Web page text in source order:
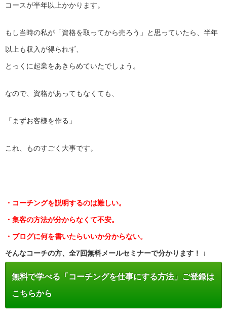
コースが半年以上かかります。
もし当時の私が「資格を取ってから売ろう」と思っていたら、 半年
以上も収入が得られず、
とっくに起業をあきらめていたでしょう。
なので、資格があってもなくても、
「まずお客様を作る」
これ、ものすごく大事です。
・コーチングを説明するのは難しい。
・集客の方法が分からなくて不安。
・ブログに何を書いたらいいか分からない。
そんなコーチの方、全7回無料メールセミナーで分かります！ ↓
無料で学べる「コーチングを仕事にする方法」ご登録は
こちらから